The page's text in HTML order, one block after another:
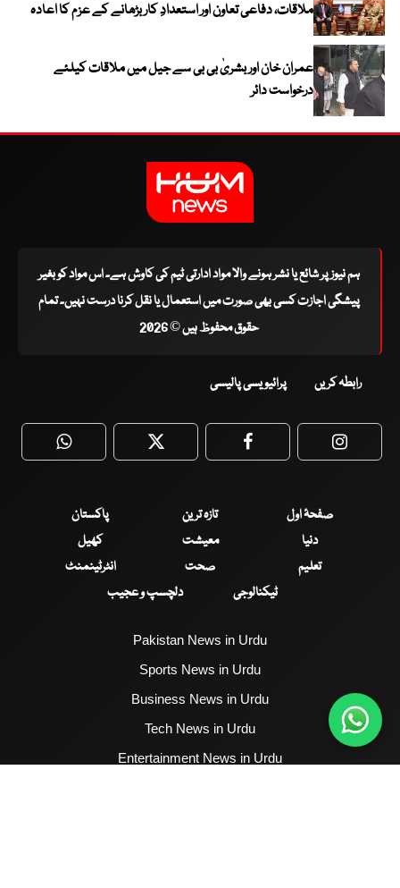
ملاقات، دفاعی تعاون اور استعدادِ کار بڑھانے کے عزم کا اعادہ
عمران خان اور بشریٰ بی بی سے جیل میں ملاقات کیلئے
درخواست دائر
ہم نیوز پر شائع یا نشر ہونے والا مواد ادارتی ٹیم کی کاوش ہے۔ اس مواد کو بغیر
پیشگی اجازت کسی بھی صورت میں استعمال یا نقل کرنا درست نہیں۔ تمام
حقوق محفوظ ہیں © 2026
رابطہ کریں پرائیویسی پالیسی
WhatsApp Twitter Facebook
صفحۂ اول تازہ ترین
پاکستان
دنیا
معیشت
کھیل
تعلیم
صحت
انٹرٹینمنٹ
ٹیکنالوجی
دلچسپ و عجیب
Pakistan News in Urdu
Sports News in Urdu
Business News in Urdu
Tech News in Urdu
Entertainment News in Urdu